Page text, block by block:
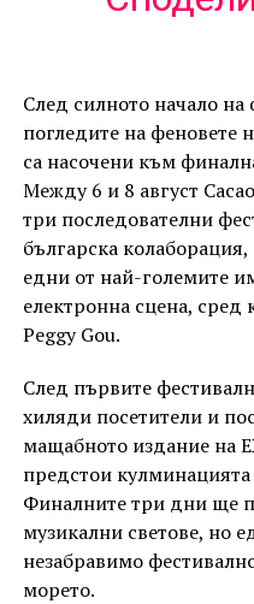
След силното начало
погледите на феновете
са насочени към
Между 6 и 8 август
три последователни
българска
едни от най-големите
електронна сцена, сред
Peggy Gou.
След първите
хиляди посетители и
мащабното издание на
предстои
Финалните три дни ще
музикални светове, но
незабравимо
морето.